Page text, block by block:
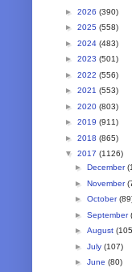
► 2026 (390)
► 2025 (558)
► 2024 (483)
► 2023 (501)
► 2022 (556)
► 2021 (553)
► 2020 (803)
► 2019 (911)
► 2018 (865)
▼ 2017 (1126)
► December
► November
► October
► September
► August
► July (107)
► June (80)